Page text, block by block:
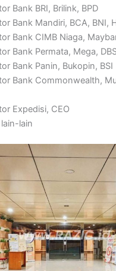
Bank BRI, Brilink, BPD
Bank Mandiri, BCA, BNI,
Bank CIMB Niaga,
Bank Permata, Mega,
Bank Panin, Bukopin, BSI
Bank Commonwealth,
Expedisi, CEO
lain